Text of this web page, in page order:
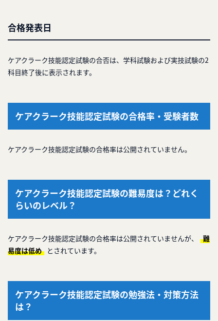
合格発表日
ケアクラーク技能認定試験の合否は、学科試験および実技試験の2
科目終了後に表示されます。
ケアクラーク技能認定試験の合格率・受験者数
ケアクラーク技能認定試験の合格率は公開されていません。
ケアクラーク技能認定試験の難易度は？どれく
らいのレベル？
ケアクラーク技能認定試験の合格率は公開されていませんが、
難
易度は低め とされています。
ケアクラーク技能認定試験の勉強法・対策方法
は？